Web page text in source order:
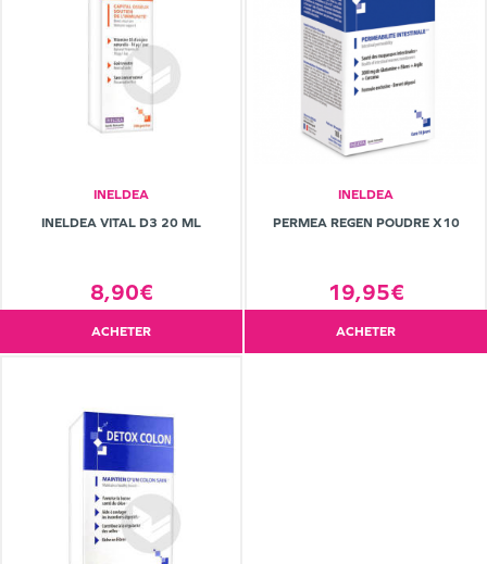
INELDEA
INELDEA VITAL D3 20 ML
8,90€
ACHETER
INELDEA
PERMEA REGEN POUDRE X10
19,95€
ACHETER